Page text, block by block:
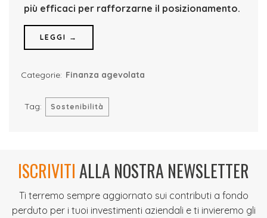
più efficaci per rafforzarne il posizionamento.
LEGGI →
Categorie: Finanza agevolata
Tag: Sostenibilità
ISCRIVITIALLA NOSTRA NEWSLETTER
Ti terremo sempre aggiornato sui contributi a fondo
perduto per i tuoi investimenti aziendali e ti invieremo gli